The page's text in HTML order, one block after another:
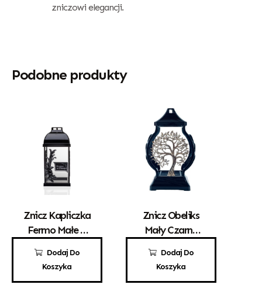
zniczowi elegancji.
Podobne produkty
Dodaj Do
Koszyka
Znicz Kapliczka
Fermo Małe Z
55,00 zł
Dodaj Do
Koszyka
Znicz Obeliks
Mały Czarny
72,00 zł